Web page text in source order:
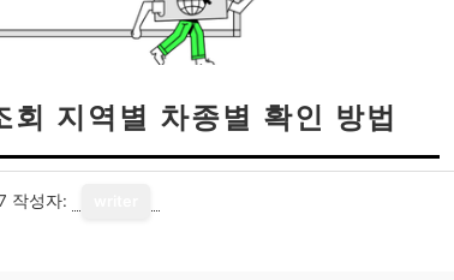
지역별 차종별 확인 방법
작성자: